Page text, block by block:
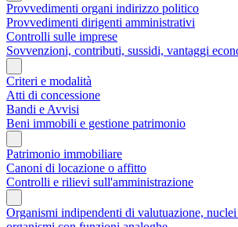
Provvedimenti organi indirizzo politico
Provvedimenti dirigenti amministrativi
Controlli sulle imprese
Sovvenzioni, contributi, sussidi, vantaggi
Criteri e modalità
Atti di concessione
Bandi e Avvisi
Beni immobili e gestione patrimonio
Patrimonio immobiliare
Canoni di locazione o affitto
Controlli e rilievi sull'amministrazione
Organismi indipendenti di valutuazione,